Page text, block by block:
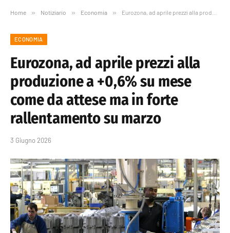
Home » Notiziario » Economia » Eurozona, ad aprile prezzi alla produzione a +0,6% su mese come da attese ma in forte rallentamento su marzo
ECONOMIA
Eurozona, ad aprile prezzi alla
produzione a +0,6% su mese
come da attese ma in forte
rallentamento su marzo
3 Giugno 2026